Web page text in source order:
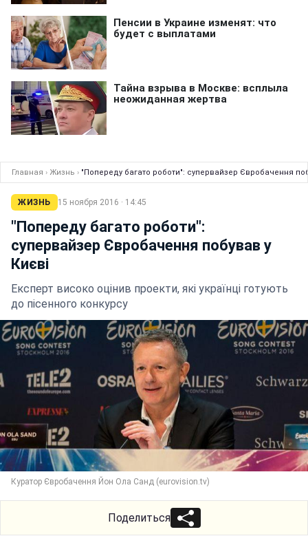
Главная › Жизнь › "Попереду багато роботи": супервайзер Євробачення
ЖИЗНЬ 15 ноября 2016 · 14:45
"Попереду багато роботи":
супервайзер Євробачення побував у
Києві
Експерт високо оцінив проекти, які українці готують
до пісенного конкурсу
Куратор Євробачення Йон Ола Санд (eurovision.tv)
Поделиться